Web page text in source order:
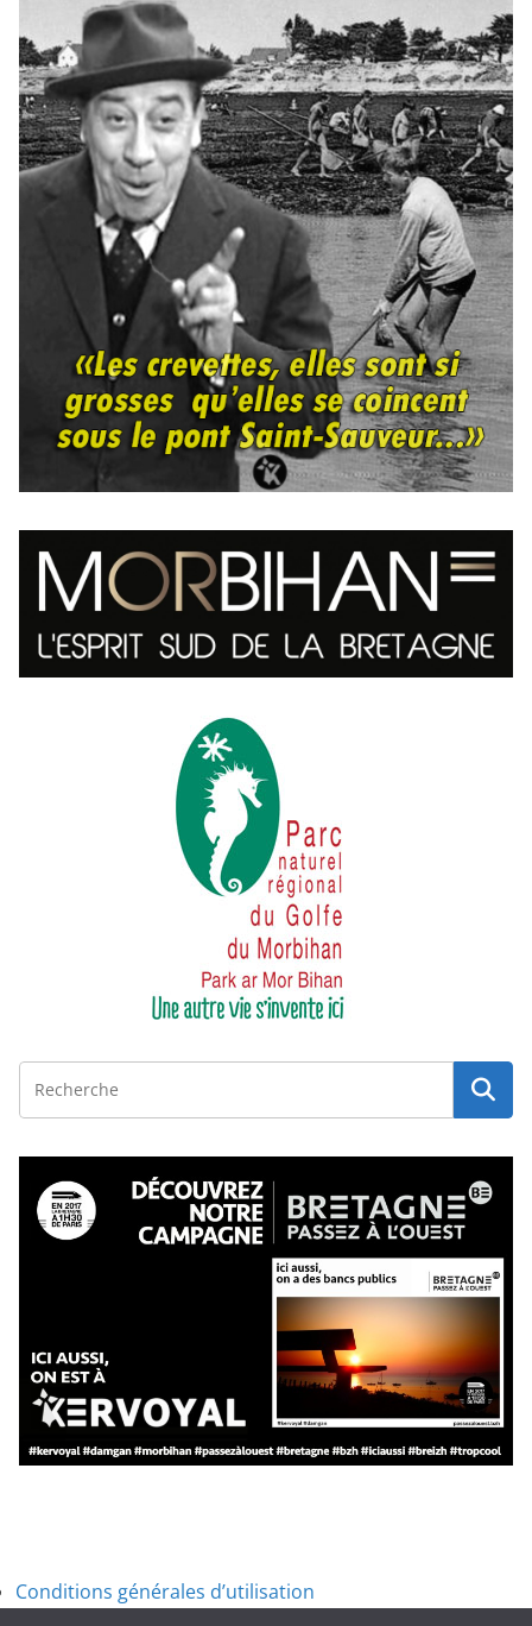
Conditions générales d’utilisation